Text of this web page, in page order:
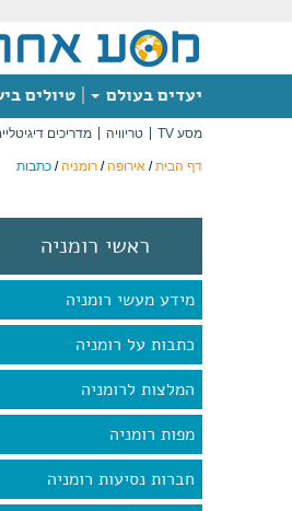
יעדים בעולם טיולים
מסע TV טריוויה מדריכים
דף הבית/ אירופה/ רומניה/ כתבות
ראשי רומניה
מידע מעשי רומניה
כתבות על רומניה
המלצות לרומניה
מפות רומניה
חברות נסיעות רומניה